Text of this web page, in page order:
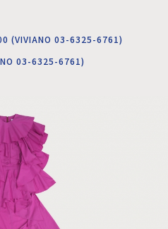
(VIVIANO 03-6325-6761)
03-6325-6761)